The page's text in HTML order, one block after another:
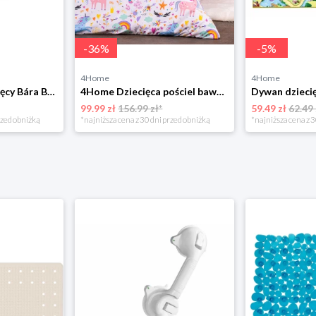
Bellatex Koc dziecięcy Bára Butterfly różowy, 75 x 100 cm
obniżką
-36%
4Home
4Home Dziecięca pościel bawełniana Unicorns, 140 x 200 cm, 70 x 90 cm
99.99 zł156.99 zł*
*najniższa cena z 30 dni przed obniżką
-5%
4Home
59.49 zł62.49
*najniższa cena z